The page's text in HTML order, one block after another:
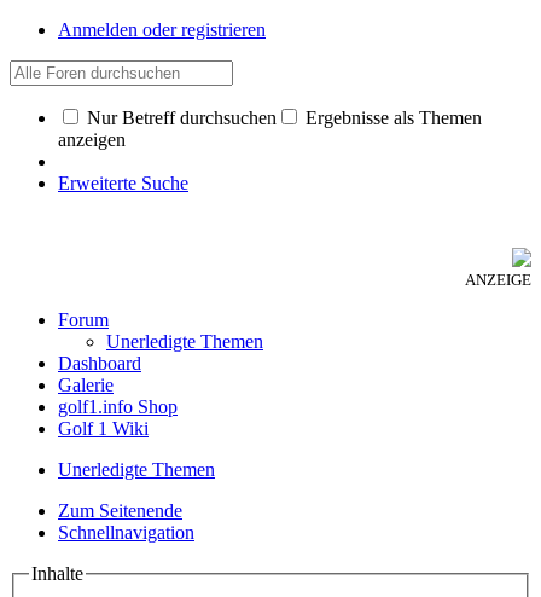
Anmelden oder registrieren
Nur Betreff durchsuchen
Ergebnisse als Themen
anzeigen
Erweiterte Suche
ANZEIGE
Forum
Unerledigte Themen
Dashboard
Galerie
golf1.info Shop
Golf 1 Wiki
Unerledigte Themen
Zum Seitenende
Schnellnavigation
Inhalte